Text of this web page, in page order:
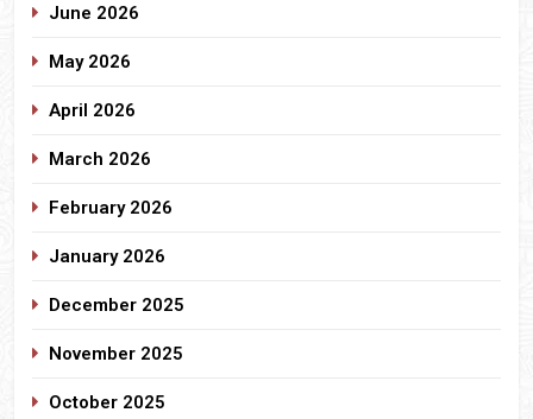
June 2026
May 2026
April 2026
March 2026
February 2026
January 2026
December 2025
November 2025
October 2025